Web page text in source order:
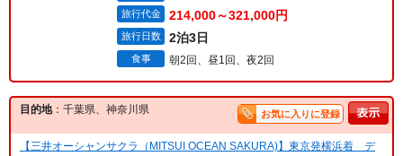
旅行代金 214,000～321,000円
旅行日数 2泊3日
食事 朝2回、昼1回、夜2回
目的地：千葉県、神奈川県 お気に入りに登録
【三井オーシャンサクラ（MITSUI OCEAN SAKURA)】東京発横浜着 デ